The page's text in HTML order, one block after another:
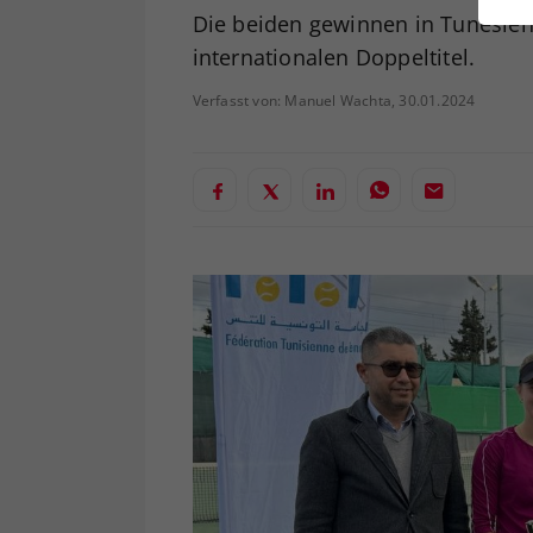
Die beiden gewinnen in
internationalen Doppeltitel.
Verfasst von: Manuel Wachta, 30.01.2024